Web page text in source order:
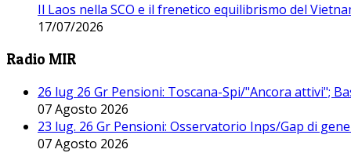
Il Laos nella SCO e il frenetico equilibrismo del
17/07/2026
Radio MIR
26 lug 26 Gr Pensioni: Toscana-Spi/"Ancora attivi";
07 Agosto 2026
23 lug. 26 Gr Pensioni: Osservatorio Inps/Gap di
07 Agosto 2026